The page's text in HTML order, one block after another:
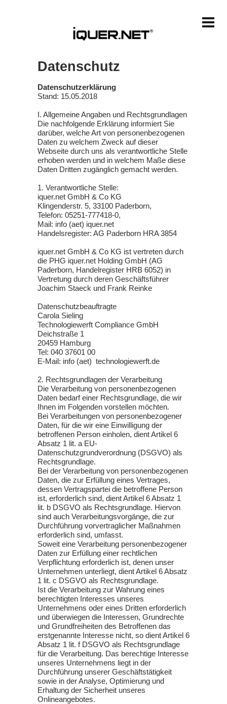
Datenschutz
Datenschutzerklärung
Stand: 15.05.2018
I. Allgemeine Angaben und Rechtsgrundlagen
Die nachfolgende Erklärung informiert Sie
darüber, welche Art von personenbezogenen
Daten zu welchem Zweck auf dieser
Webseite durch uns als verantwortliche Stelle
erhoben werden und in welchem Maße diese
Daten Dritten zugänglich gemacht werden.
1. Verantwortliche Stelle:
iquer.net GmbH & Co KG
Klingenderstr. 5, 33100 Paderborn,
Telefon: 05251-777418-0,
Mail: info (aet) iquer.net
Handelsregister: AG Paderborn HRA 3854
iquer.net GmbH & Co KG ist vertreten durch
die PHG iquer.net Holding GmbH (AG
Paderborn, Handelregister HRB 6052) in
Vertretung durch deren Geschäftsführer
Joachim Staeck und Frank Reinke
Datenschutzbeauftragte
Carola Sieling
Technologiewerft Compliance GmbH
Deichstraße 1
20459 Hamburg
Tel: 040 37601 00
E-Mail: info (aet) technologiewerft.de
2. Rechtsgrundlagen der Verarbeitung
Die Verarbeitung von personenbezogenen
Daten bedarf einer Rechtsgrundlage, die wir
Ihnen im Folgenden vorstellen möchten.
Bei Verarbeitungen von personenbezogener
Daten, für die wir eine Einwilligung der
betroffenen Person einholen, dient Artikel 6
Absatz 1 lit. a EU-
Datenschutzgrundverordnung (DSGVO) als
Rechtsgrundlage.
Bei der Verarbeitung von personenbezogenen
Daten, die zur Erfüllung eines Vertrages,
dessen Vertragspartei die betroffene Person
ist, erforderlich sind, dient Artikel 6 Absatz 1
lit. b DSGVO als Rechtsgrundlage. Hiervon
sind auch Verarbeitungsvorgänge, die zur
Durchführung vorvertraglicher Maßnahmen
erforderlich sind, umfasst.
Soweit eine Verarbeitung personenbezogener
Daten zur Erfüllung einer rechtlichen
Verpflichtung erforderlich ist, denen unser
Unternehmen unterliegt, dient Artikel 6 Absatz
1 lit. c DSGVO als Rechtsgrundlage.
Ist die Verarbeitung zur Wahrung eines
berechtigten Interesses unseres
Unternehmens oder eines Dritten erforderlich
und überwiegen die Interessen, Grundrechte
und Grundfreiheiten des Betroffenen das
erstgenannte Interesse nicht, so dient Artikel 6
Absatz 1 lit. f DSGVO als Rechtsgrundlage
für die Verarbeitung. Das berechtige Interesse
unseres Unternehmens liegt in der
Durchführung unserer Geschäftstätigkeit
sowie in der Analyse, Optimierung und
Erhaltung der Sicherheit unseres
Onlineangebotes.